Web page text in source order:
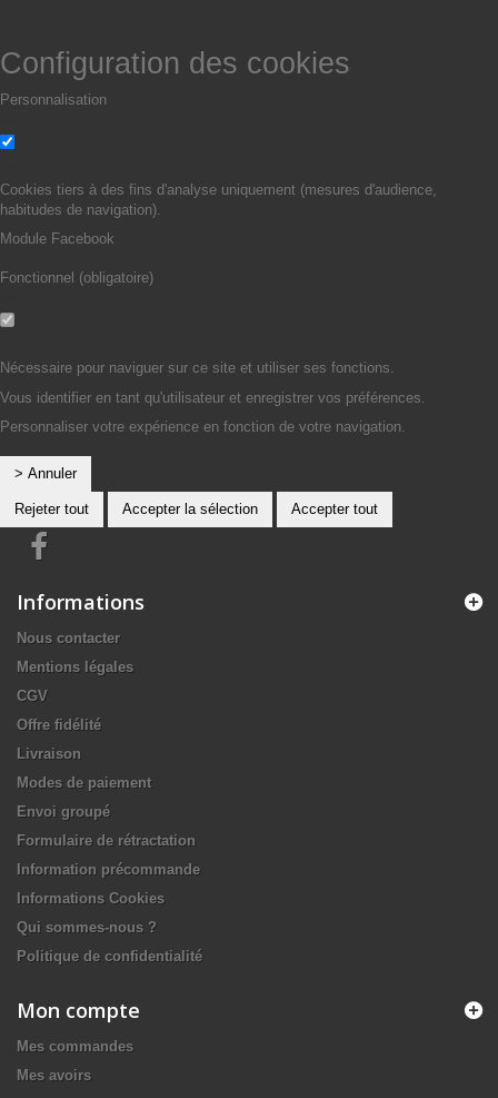
Configuration des cookies
Personnalisation
Cookies tiers à des fins d'analyse uniquement (mesures d'audience,
habitudes de navigation).
Module Facebook
Fonctionnel (obligatoire)
Nécessaire pour naviguer sur ce site et utiliser ses fonctions.
Vous identifier en tant qu'utilisateur et enregistrer vos préférences.
Personnaliser votre expérience en fonction de votre navigation.
> Annuler
Rejeter tout Accepter la sélection Accepter tout
Informations
Nous contacter
Mentions légales
CGV
Offre fidélité
Livraison
Modes de paiement
Envoi groupé
Formulaire de rétractation
Information précommande
Informations Cookies
Qui sommes-nous ?
Politique de confidentialité
Mon compte
Mes commandes
Mes avoirs